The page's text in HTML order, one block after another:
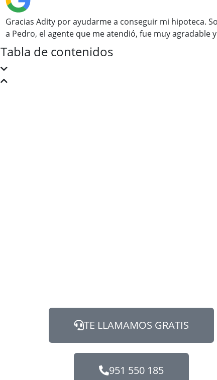
Gracias Adity por ayudarme a conseguir mi hipoteca.
a Pedro, el agente que me atendió, fue muy agradable
Tabla de contenidos
TE LLAMAMOS GRATIS
951 550 185